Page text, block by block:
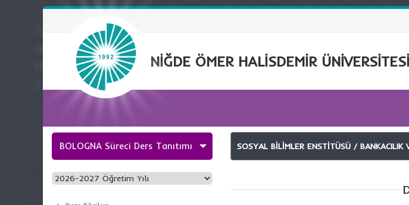
NİĞDE ÖMER HALİSDEMİR ÜNİVERSİTESİ
BOLOGNA Süreci Ders Tanıtımı SOSYAL BİLİMLER ENSTİTÜSÜ /